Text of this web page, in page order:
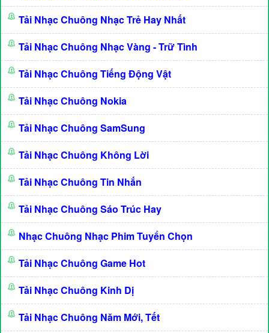
Tải Nhạc Chuông Nhạc Trẻ Hay Nhất
Tải Nhạc Chuông Nhạc Vàng - Trữ Tình
Tải Nhạc Chuông Tiếng Động Vật
Tải Nhạc Chuông Nokia
Tải Nhạc Chuông SamSung
Tải Nhạc Chuông Không Lời
Tải Nhạc Chuông Tin Nhắn
Tải Nhạc Chuông Sáo Trúc Hay
Nhạc Chuông Nhạc Phim Tuyển Chọn
Tải Nhạc Chuông Game Hot
Tải Nhạc Chuông Kinh Dị
Tải Nhạc Chuông Năm Mới, Tết